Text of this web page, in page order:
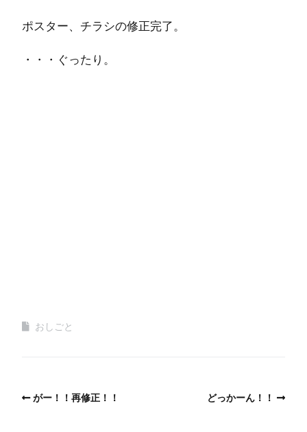
ポスター、チラシの修正完了。
・・・ぐったり。
おしごと
がー！！再修正！！ どっかーん！！